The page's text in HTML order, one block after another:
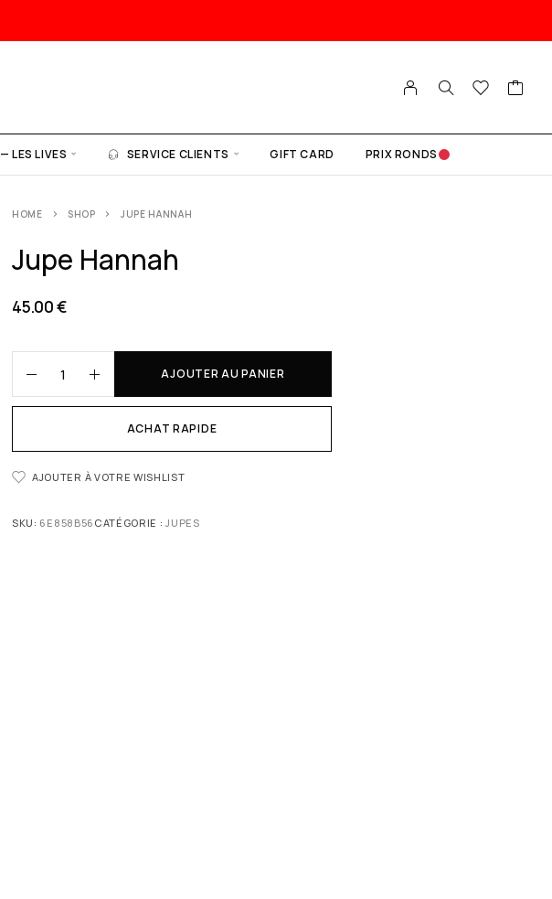
— LES LIVES SERVICE CLIENTS GIFT CARD PRIX RONDS
HOME SHOP JUPE HANNAH
Jupe Hannah
45.00€
AJOUTER AU PANIER
ACHAT RAPIDE
AJOUTER À VOTRE WISHLIST
SKU: 6E858B56 CATÉGORIE :JUPES